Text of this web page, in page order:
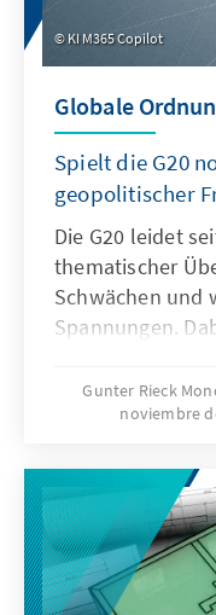
KI M365 Copilot
Globale
Spielt die G20
geopolitischer
Die G20 leidet
thematischer
Schwächen und
Spannungen.
muss daher
konzentriert, die
Planungsinstanz
als Quasi-
ihre
Ergebnisse
Gunter Rieck
noviembre